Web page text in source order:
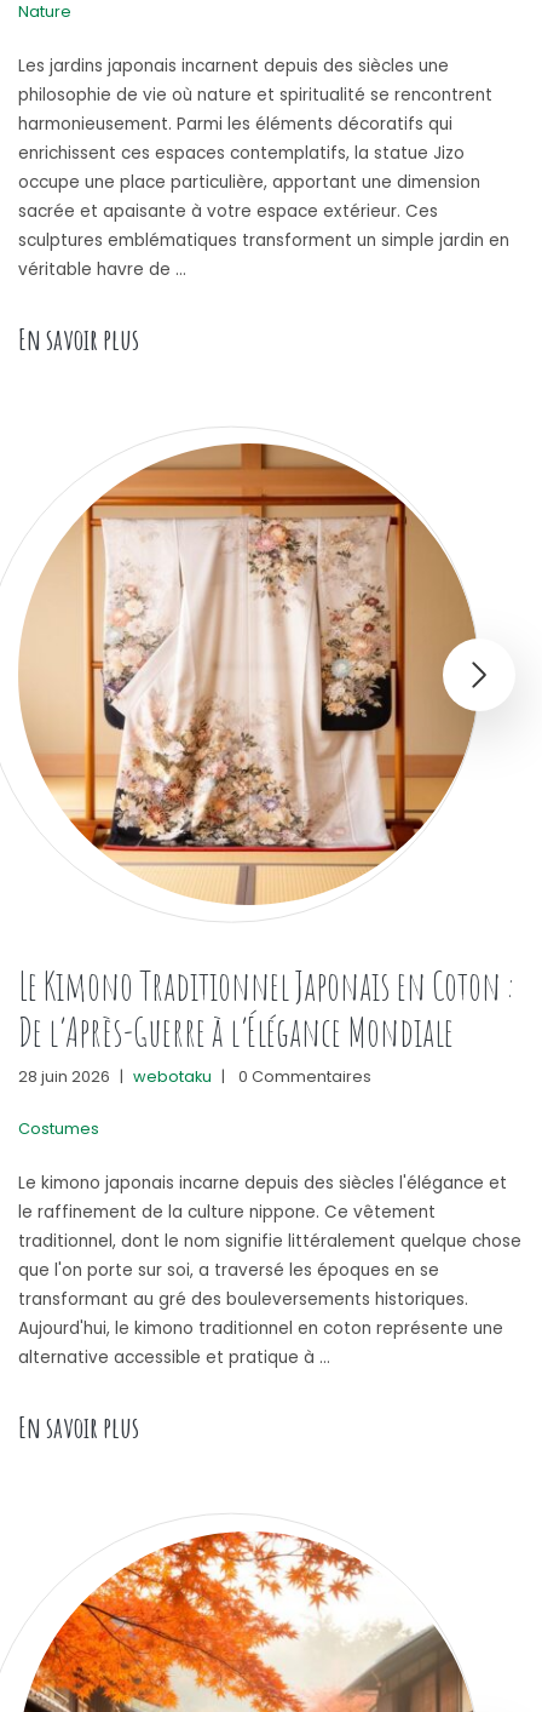
Nature
Les jardins japonais incarnent depuis des siècles une
philosophie de vie où nature et spiritualité se rencontrent
harmonieusement. Parmi les éléments décoratifs qui
enrichissent ces espaces contemplatifs, la statue Jizo
occupe une place particulière, apportant une dimension
sacrée et apaisante à votre espace extérieur. Ces
sculptures emblématiques transforment un simple jardin en
véritable havre de …
En savoir plus
Le Kimono Traditionnel Japonais en Coton :
De l’Après-Guerre à l’Élégance Mondiale
28 juin 2026 | webotaku | 0 Commentaires
Costumes
Le kimono japonais incarne depuis des siècles l'élégance et
le raffinement de la culture nippone. Ce vêtement
traditionnel, dont le nom signifie littéralement quelque chose
que l'on porte sur soi, a traversé les époques en se
transformant au gré des bouleversements historiques.
Aujourd'hui, le kimono traditionnel en coton représente une
alternative accessible et pratique à …
En savoir plus